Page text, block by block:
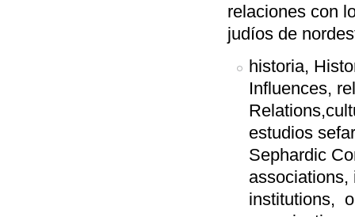
relaciones con
judíos de
historia,
Influences,
estudios
Sephardic
associations,
institutions,